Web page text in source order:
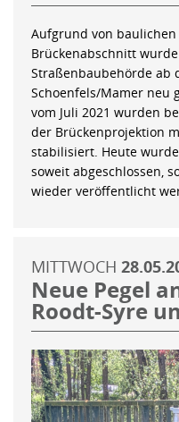
Aufgrund von
Brückenabschnitt
Straßenbaubehörde ab
Schoenfels/Mamer neu
vom Juli 2021 wurden
der Brückenprojektion
stabilisiert. Heute
soweit abgeschlossen,
wieder veröffentlicht
MITTWOCH
Neue Pegel
Roodt-Syre